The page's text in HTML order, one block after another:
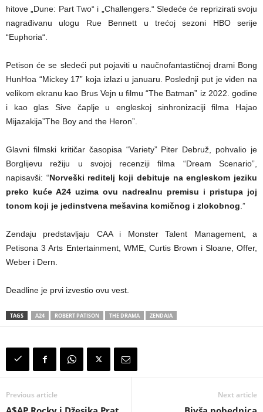
hitove „Dune: Part Two“ i „Challengers.“ Sledeće će reprizirati svoju
nagrađivanu ulogu Rue Bennett u trećoj sezoni HBO serije
“Euphoria“.
Petison će se sledeći put pojaviti u naučnofantastičnoj drami Bong
HunHoa “Mickey 17” koja izlazi u januaru. Poslednji put je viđen na
velikom ekranu kao Brus Vejn u filmu “The Batman” iz 2022. godine
i kao glas Sive čaplje u engleskoj sinhronizaciji filma Hajao
Mijazakija”The Boy and the Heron”.
Glavni filmski kritičar časopisa “Variety” Piter Debruž, pohvalio je
Borglijevu režiju u svojoj recenziji filma “Dream Scenario”,
napisavši: “Norveški reditelj koji debituje na engleskom jeziku
preko kuće A24 uzima ovu nadrealnu premisu i pristupa joj
tonom koji je jedinstvena mešavina komičnog i zlokobnog .”
Zendaju predstavljaju CAA i Monster Talent Management, a
Petisona 3 Arts Entertainment, WME, Curtis Brown i Sloane, Offer,
Weber i Dern.
Deadline je prvi izvestio ovu vest.
TAGS A24 ROBERT PATISON THE DRAMA ZENDAJA
Previous article Next article